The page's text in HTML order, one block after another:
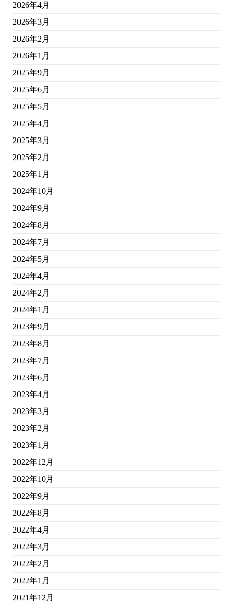
2026年4月
2026年3月
2026年2月
2026年1月
2025年9月
2025年6月
2025年5月
2025年4月
2025年3月
2025年2月
2025年1月
2024年10月
2024年9月
2024年8月
2024年7月
2024年5月
2024年4月
2024年2月
2024年1月
2023年9月
2023年8月
2023年7月
2023年6月
2023年4月
2023年3月
2023年2月
2023年1月
2022年12月
2022年10月
2022年9月
2022年8月
2022年4月
2022年3月
2022年2月
2022年1月
2021年12月